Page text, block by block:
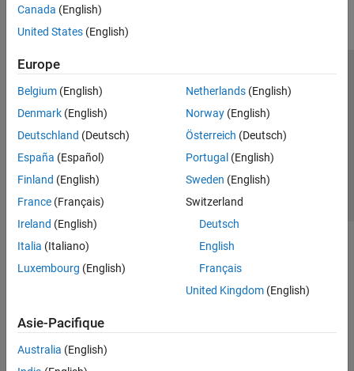
Canada (English)
United States (English)
Europe
Belgium (English)
Denmark (English)
Deutschland (Deutsch)
España (Español)
Finland (English)
France (Français)
Ireland (English)
Italia (Italiano)
Luxembourg (English)
Netherlands(English)
Norway(English)
Österreich (Deutsch)
Portugal (English)
Sweden (English)
Switzerland
Deutsch
English
Français
United Kingdom(English)
Asie-Pacifique
Australia (English)
Lutte anti-piratage
Contacts locaux
© 1994-2026 The MathWorks, Inc.